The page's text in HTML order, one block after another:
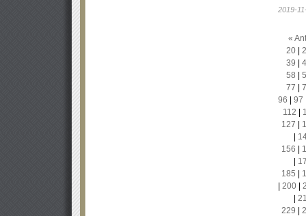
2019-
«
20|
39
58
77
96
97
112
127
156
185
200|
229